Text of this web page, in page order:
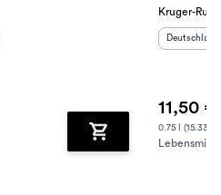
Zum Warenkorb
Kruger-
Deutschland
11,50 €
0.75 l (15.33 €